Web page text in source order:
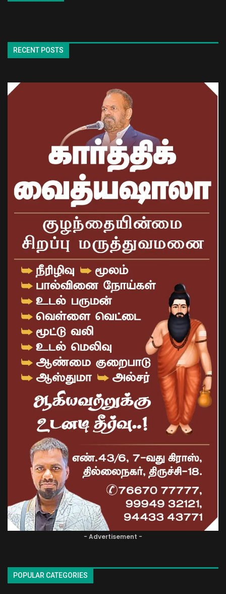
RECENT POSTS
- Advertisement -
POPULAR CATEGORIES